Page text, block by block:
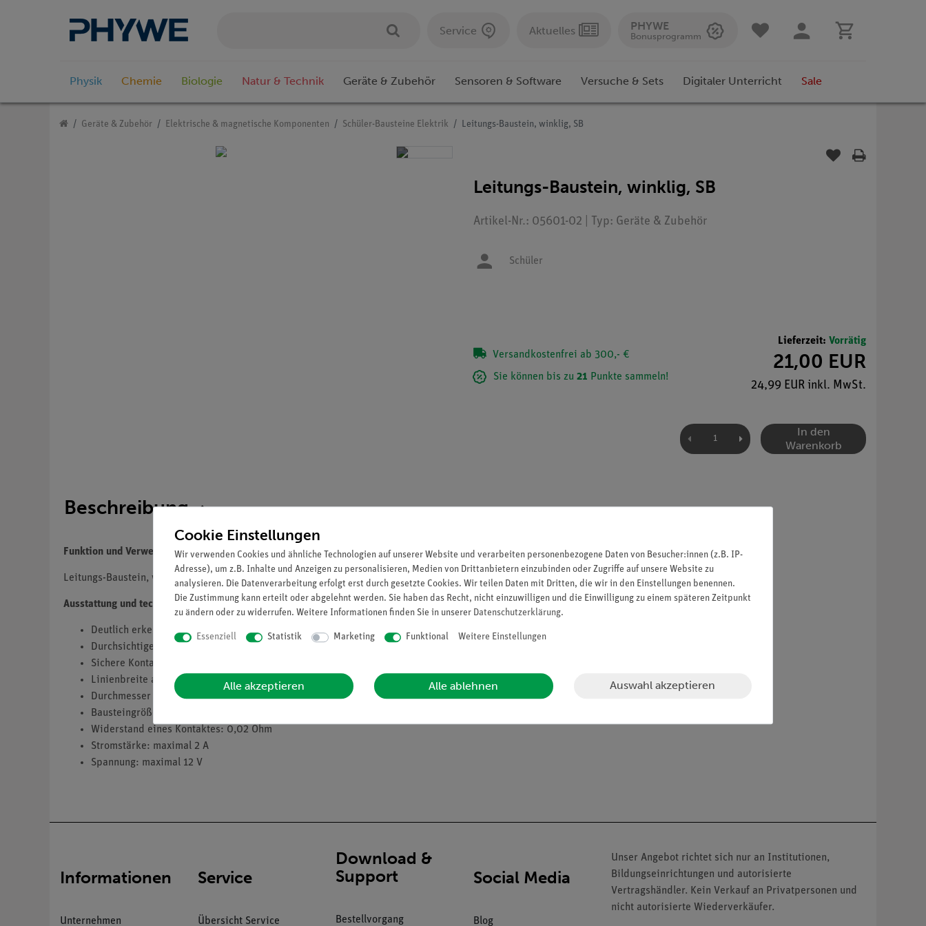
Service Aktuelles PHYWE
Bonusprogramm
Physik Chemie Biologie Natur & Technik Geräte & Zubehör Sensoren & Software Versuche & Sets Digitaler Unterricht Sale
Geräte & Zubehör Elektrische & magnetische Komponenten Schüler-Bausteine Elektrik Leitungs-Baustein, winklig, SB
Leitungs-Baustein, winklig, SB
Artikel-Nr.: 05601-02 | Typ: Geräte & Zubehör
Schüler
Versandkostenfrei ab 300,- €
Sie können bis zu 21 Punkte sammeln!
Lieferzeit: Vorrätig
21,00 EUR
24,99 EUR inkl. MwSt.
In den
Warenkorb
Beschreibung
Funktion und Verwendung
Leitungs-Baustein, winklig, zum Aufbau von Schaltbildern durch die Schüler.
Ausstattung und technische Daten
Deutlich erkennbares Schaltsymbol auf dem jeweiligen Baustein
Durchsichtige Bodenkappe ermöglicht das Kennenlernen von Bauteilen
Sichere Kontaktierung durch vergoldete, seitlich abgerundete Messingkontakte und puzzleartige Verzahnung der Bausteine
Linienbreite auf den Bausteinen: 2,5 mm
Durchmesser der Kontaktfläche: 2 mm
Bausteingröße (mm): 55 x 55 x 30
Widerstand eines Kontaktes: 0,02 Ohm
Stromstärke: maximal 2 A
Spannung: maximal 12 V
Informationen
Unternehmen
Service
Übersicht Service
Download &
Support
Bestellvorgang
Social Media
Blog
Unser Angebot richtet sich nur an Institutionen,
Bildungseinrichtungen und autorisierte
Vertragshändler. Kein Verkauf an Privatpersonen und
nicht autorisierte Wiederverkäufer.
Cookie Einstellungen
Wir verwenden Cookies und ähnliche Technologien auf unserer Website und verarbeiten personenbezogene Daten von Besucher:innen (z.B. IP-
Adresse), um z.B. Inhalte und Anzeigen zu personalisieren, Medien von Drittanbietern einzubinden oder Zugriffe auf unsere Website zu
analysieren. Die Datenverarbeitung erfolgt erst durch gesetzte Cookies. Wir teilen Daten mit Dritten, die wir in den Einstellungen benennen.
Die Zustimmung kann erteilt oder abgelehnt werden. Sie haben das Recht, nicht einzuwilligen und die Einwilligung zu einem späteren Zeitpunkt
zu ändern oder zu widerrufen. Weitere Informationen finden Sie in unserer Daten­schutz­erklärung.
Essenziell Statistik Marketing Funktional Weitere Einstellungen
Alle akzeptieren Alle ablehnen Auswahl akzeptieren